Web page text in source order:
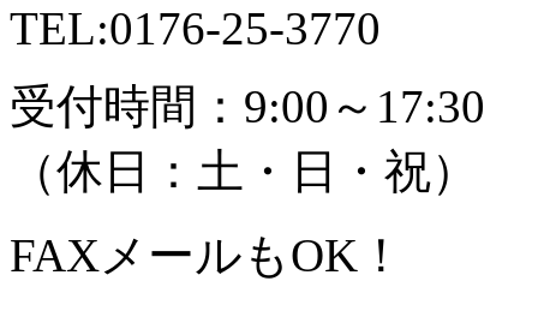
TEL:0176-25-3770
受付時間：9:00～17:30
（休日：土・日・祝）
FAXメールもOK！